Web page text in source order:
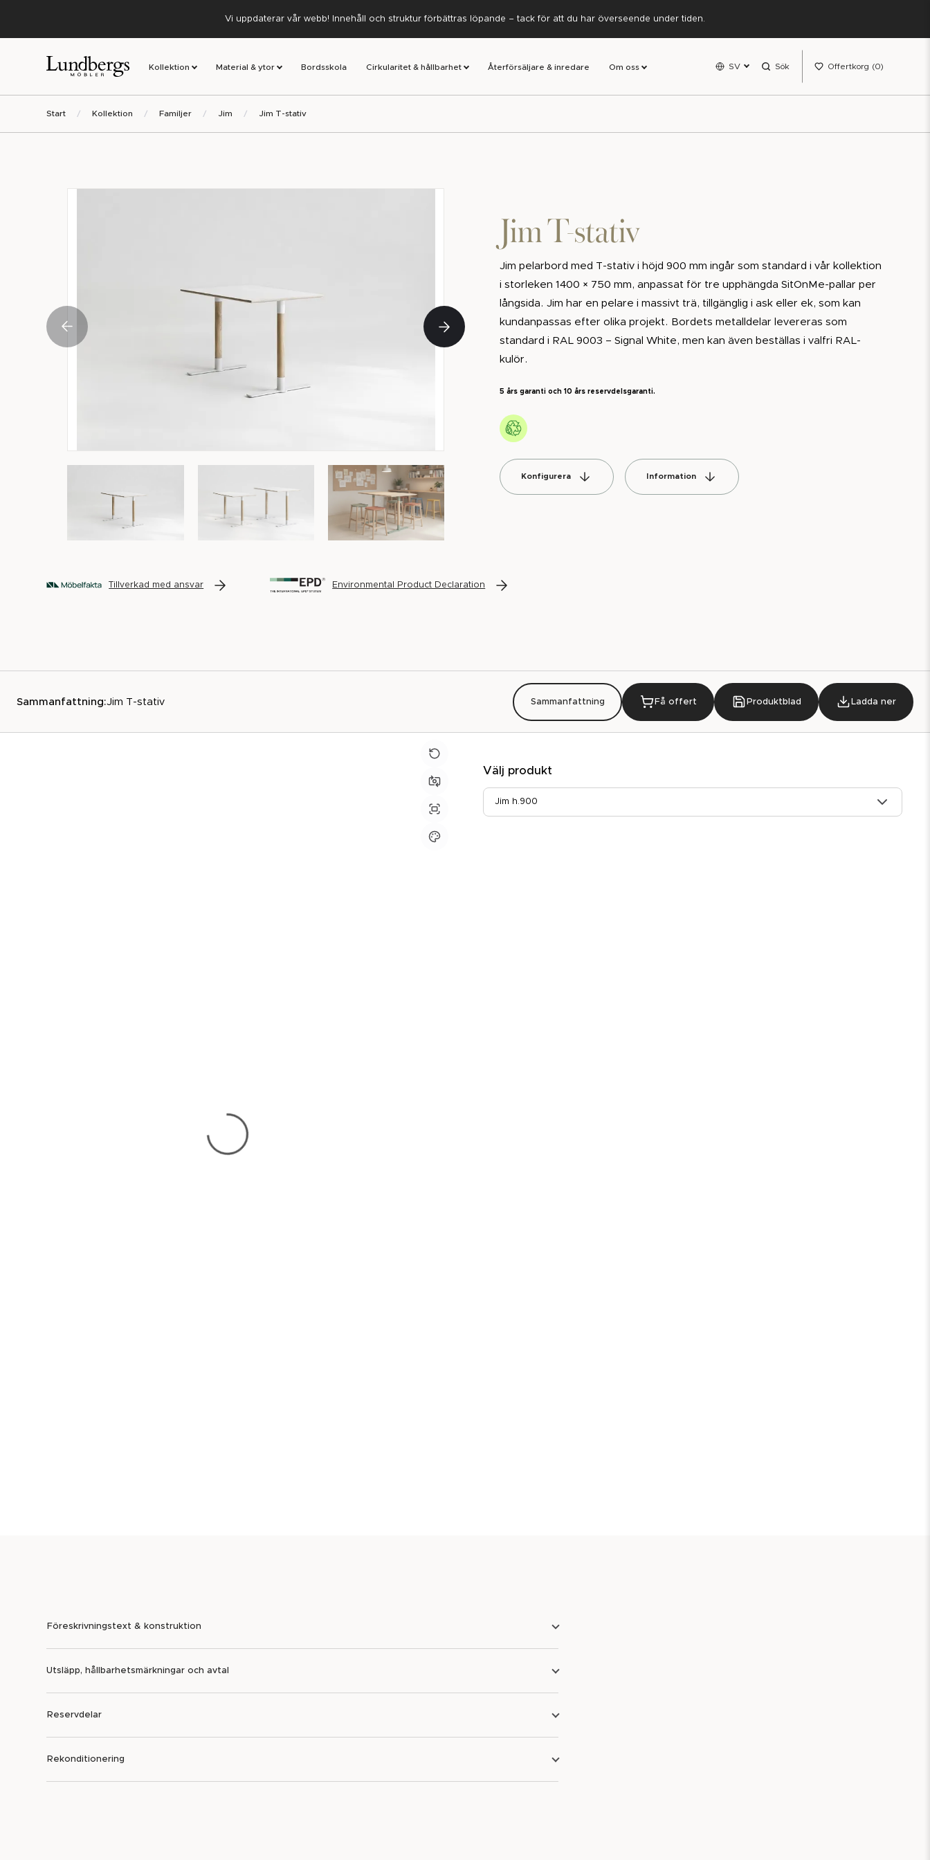
Vi uppdaterar vår webb! Innehåll och struktur förbättras löpande – tack för att du har överseende under tiden.
Kollektion Material & ytor Bordsskola Cirkularitet & hållbarhet Återförsäljare & inredare Om oss SV Sök Offertkorg 0
Start Kollektion Familjer Jim Jim T-stativ
Jim T-stativ
Jim pelarbord med T-stativ i höjd 900 mm ingår som standard i vår kollektion
i storleken 1400 × 750 mm, anpassat för tre upphängda SitOnMe-pallar per
långsida. Jim har en pelare i massivt trä, tillgänglig i ask eller ek, som kan
kundanpassas efter olika projekt. Bordets metalldelar levereras som
standard i RAL 9003 – Signal White, men kan även beställas i valfri RAL-
kulör.
5 års garanti och 10 års reservdelsgaranti.
Konfigurera Information
Tillverkad med ansvar Environmental Product Declaration
Sammanfattning:Jim T-stativ Sammanfattning Få offert Produktblad Ladda ner
Välj produkt
Jim h.900
Föreskrivningstext & konstruktion
Utsläpp, hållbarhetsmärkningar och avtal
Reservdelar
Rekonditionering